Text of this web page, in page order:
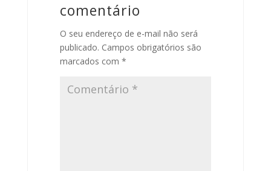
comentário
O seu endereço de e-mail não será
publicado. Campos obrigatórios são
marcados com*